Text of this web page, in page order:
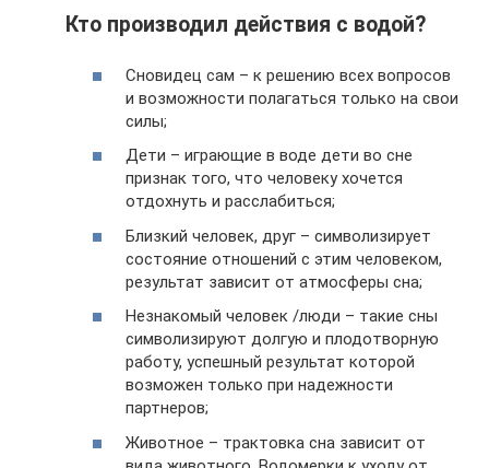
Кто производил действия с водой?
Сновидец сам – к решению всех вопросов
и возможности полагаться только на свои
силы;
Дети – играющие в воде дети во сне
признак того, что человеку хочется
отдохнуть и расслабиться;
Близкий человек, друг – символизирует
состояние отношений с этим человеком,
результат зависит от атмосферы сна;
Незнакомый человек /люди – такие сны
символизируют долгую и плодотворную
работу, успешный результат которой
возможен только при надежности
партнеров;
Животное – трактовка сна зависит от